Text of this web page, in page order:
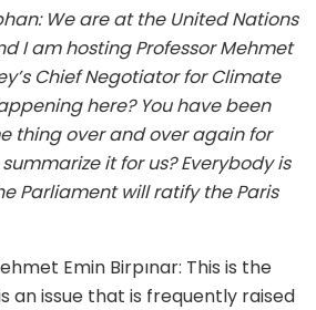
We are at the United Nations
I am hosting Professor Mehmet
Chief Negotiator for Climate
here? You have been
thing over and over again for
it for us? Everybody is
Parliament will ratify the Paris
Emin Birpınar: This is the
an issue that is frequently raised